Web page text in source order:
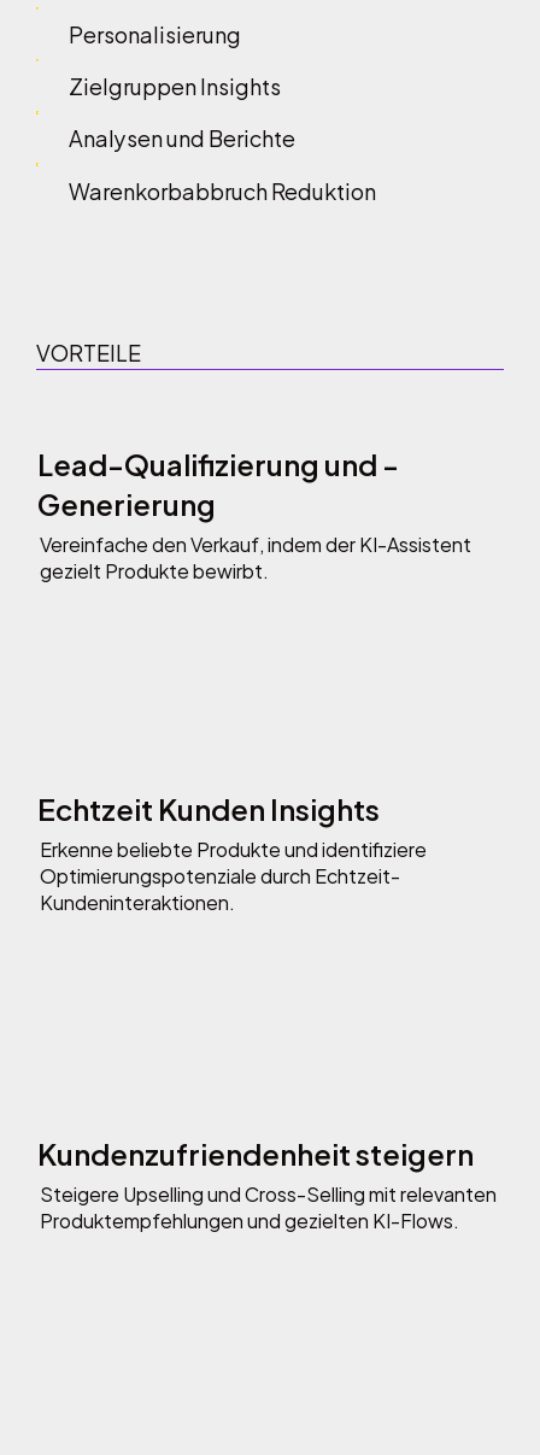
VORTEILE
Lead-Qualifizierung und -
Generierung
Vereinfache den Verkauf, indem der KI-Assistent
gezielt Produkte bewirbt.
Echtzeit Kunden Insights
Erkenne beliebte Produkte und identifiziere
Optimierungspotenziale durch Echtzeit-
Kundeninteraktionen.
Kundenzufriendenheit steigern
Steigere Upselling und Cross-Selling mit relevanten
Produktempfehlungen und gezielten KI-Flows.
Personalisierung
Zielgruppen Insights
Analysen und Berichte
Warenkorbabbruch Reduktion